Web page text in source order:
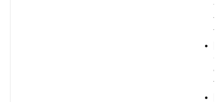
す
件
作
—
の
作